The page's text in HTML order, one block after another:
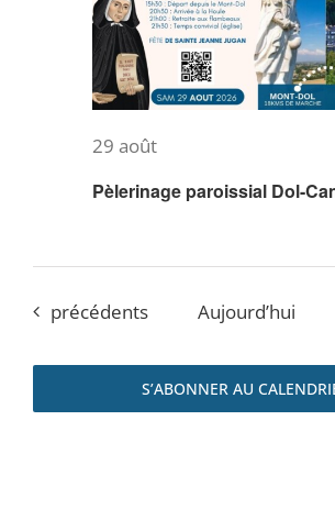
Pèlerinage paroissial Dol-
29 août
Évènements
précédents Aujourd’hui
S’ABONNER AU